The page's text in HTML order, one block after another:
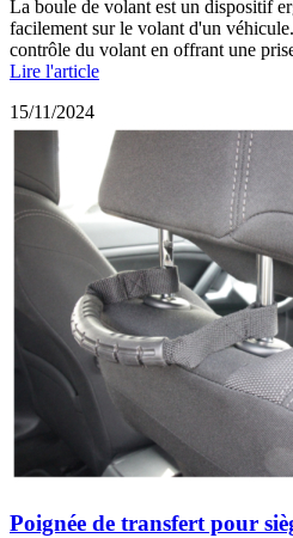
La boule de volant est un dispositif
facilement sur le volant d'un
contrôle du volant en offrant une
Lire l'article
15/11/2024
Poignée de transfert pour